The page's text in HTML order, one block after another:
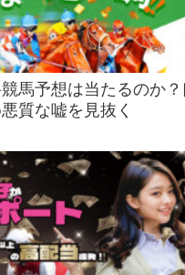
馬予想は当たるのか？
質な嘘を見抜く